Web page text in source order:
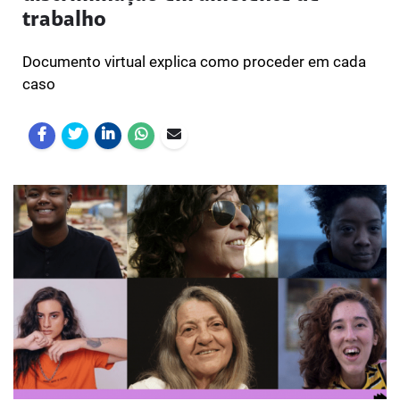
trabalho
Documento virtual explica como proceder em cada
caso